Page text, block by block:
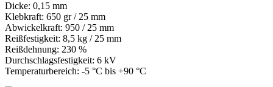
Dicke: 0,15 mm
Klebkraft: 650 gr / 25 mm
Abwickelkraft: 950 / 25 mm
Reißfestigkeit: 8,5 kg / 25 mm
Reißdehnung: 230 %
Durchschlagsfestigkeit: 6 kV
Temperaturbereich: -5 °C bis +90 °C